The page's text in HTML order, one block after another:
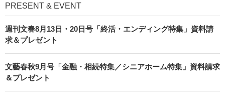
PRESENT & EVENT
週刊文春8月13日・20日号「終活・エンディング特集」資料請
求＆プレゼント
文藝春秋9月号「金融・相続特集／シニアホーム特集」資料請求
＆プレゼント